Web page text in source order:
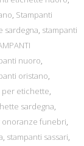
, Stampanti
sardegna, stampanti
nuoro,
oristano,
per etichette,
sardegna,
onoranze funebri,
, stampanti sassari,